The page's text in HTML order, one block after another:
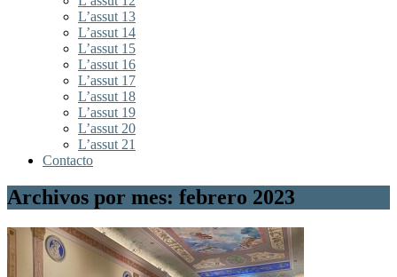
L’assut 13
L’assut 14
L’assut 15
L’assut 16
L’assut 17
L’assut 18
L’assut 19
L’assut 20
L’assut 21
Contacto
Archivos por mes: febrero 2023